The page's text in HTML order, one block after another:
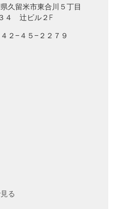
久留米市東合川５丁目
辻ビル２F
２−４５−２２７９
る